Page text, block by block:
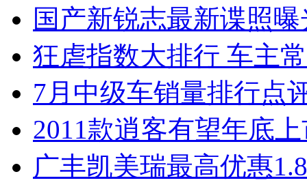
国产新锐志最新谍照
狂虐指数大排行 车主
7月中级车销量排行点
2011款逍客有望年底
广丰凯美瑞最高优惠